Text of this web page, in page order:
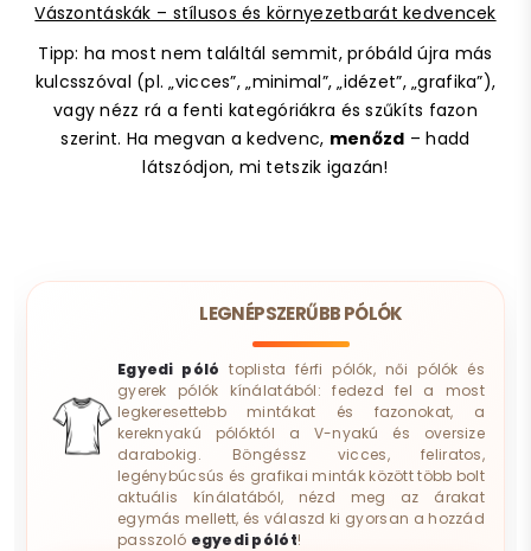
Vászontáskák – stílusos és környezetbarát kedvencek
Tipp: ha most nem találtál semmit, próbáld újra más
kulcsszóval (pl. „vicces”, „minimal”, „idézet”, „grafika”),
vagy nézz rá a fenti kategóriákra és szűkíts fazon
szerint. Ha megvan a kedvenc, menőzd – hadd
látszódjon, mi tetszik igazán!
LEGNÉPSZERŰBB PÓLÓK
Egyedi póló toplista férfi pólók, női pólók és
gyerek pólók kínálatából: fedezd fel a most
legkeresettebb mintákat és fazonokat, a
kereknyakú pólóktól a V-nyakú és oversize
darabokig. Böngéssz vicces, feliratos,
legénybúcsús és grafikai minták között több bolt
aktuális kínálatából, nézd meg az árakat
egymás mellett, és válaszd ki gyorsan a hozzád
passzoló egyedi pólót!